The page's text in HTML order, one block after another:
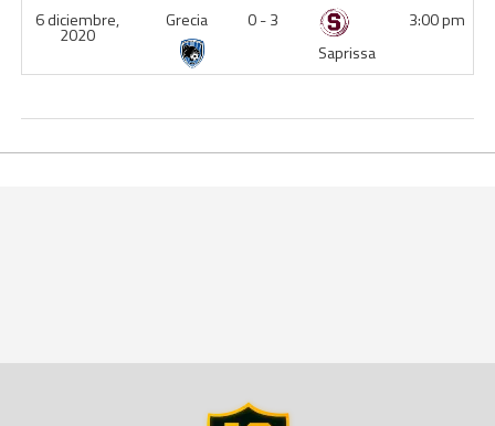
6 diciembre,
2020
Grecia
0 - 3
Saprissa
3:00 pm